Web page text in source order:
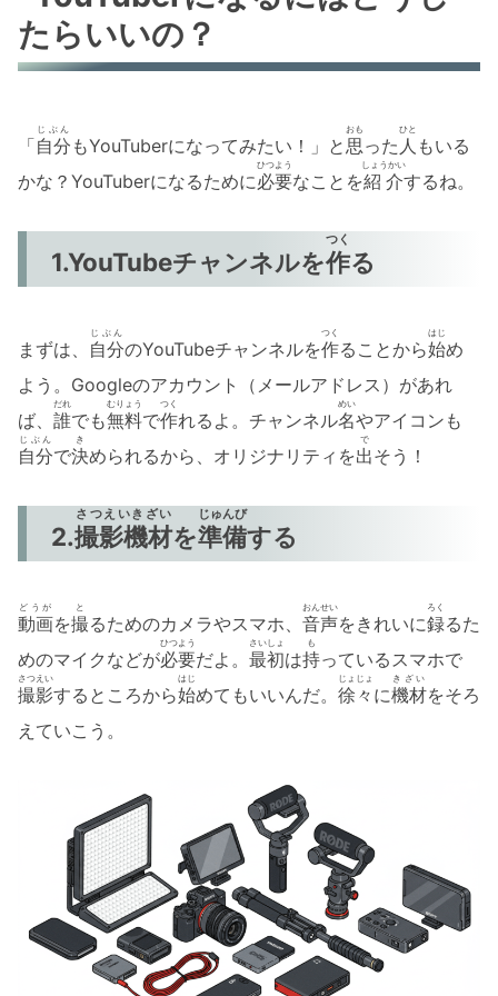
たらいいの？
「自分
じぶん
もYouTuberになってみたい！」と 思
おも
った 人
ひと
もいる
かな？YouTuberになるために必要
ひつよう
なことを紹介
しょうかい
するね。
1.YouTubeチャンネルを作
つく
る
まずは、 自分
じぶん
のYouTubeチャンネルを作
つく
ることから始
はじ
め
よう。Googleのアカウント（メールアドレス）があれ
ば、 誰
だれ
でも無料
むりょう
で作
つく
れるよ。チャンネル名
めい
やアイコンも
自分
じぶん
で決
き
められるから、オリジナリティを出
で
そう！
2.撮影機材
さつえいきざい
を準備
じゅんび
する
動画
どうが
を撮
と
るためのカメラやスマホ、 音声
おんせい
をきれいに録
ろく
るた
めのマイクなどが必要
ひつよう
だよ。 最初
さいしょ
は持
も
っているスマホで
撮影
さつえい
するところから始
はじ
めてもいいんだ。 徐々
じょじょ
に機材
きざい
をそろ
えていこう。